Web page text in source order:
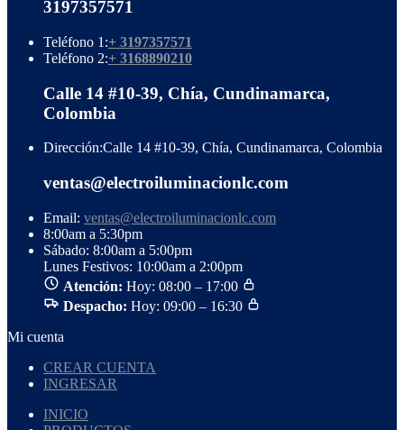
3197357571
Teléfono 1:+ 3197357571
Teléfono 2:+ 3168890210
Calle 14 #10-39, Chía, Cundinamarca,
Colombia
Dirección:Calle 14 #10-39, Chía, Cundinamarca, Colombia
ventas@electroiluminacionlc.com
Email: ventas@electroiluminacionlc.com
8:00am a 5:30pm
Sábado: 8:00am a 5:00pm
Lunes Festivos: 10:00am a 2:00pm
Atención: Hoy: 08:00 – 17:00
Despacho: Hoy: 09:00 – 16:30
Mi cuenta
CREAR CUENTA
INGRESAR
INICIO